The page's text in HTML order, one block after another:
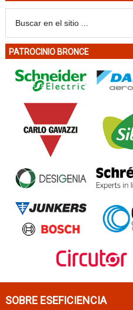
PATROCINIO BRONCE
SOBRE ESEFICIENCIA